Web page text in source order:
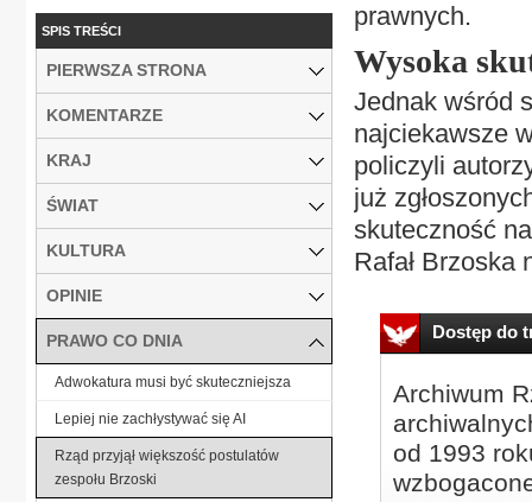
prawnych.
Wysoka
Jednak wśród
najciekawsze
policzyli
już
skuteczność
Rafał Brzoska
Dostęp do
Archiwum
od 1993
SPIS TREŚCI
PIERWSZA STRONA
KOMENTARZE
KRAJ
ŚWIAT
KULTURA
OPINIE
PRAWO CO DNIA
Adwokatura musi być skuteczniejsza
Lepiej nie zachłystywać się AI
Rząd przyjął większość postulatów
zespołu Brzoski